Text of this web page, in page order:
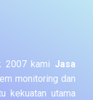
2007 kami Jasa
monitoring dan
kekuatan utama